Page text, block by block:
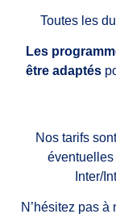
Toutes les
Les
être adaptés
Nos tarifs
Inter/
N’hésitez pas